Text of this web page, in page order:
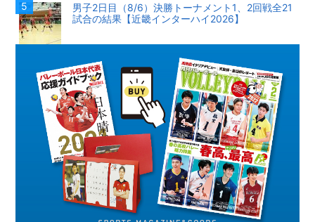
男子2日目（8/6）決勝トーナメント1、2回戦全21
試合の結果【近畿インターハイ2026】